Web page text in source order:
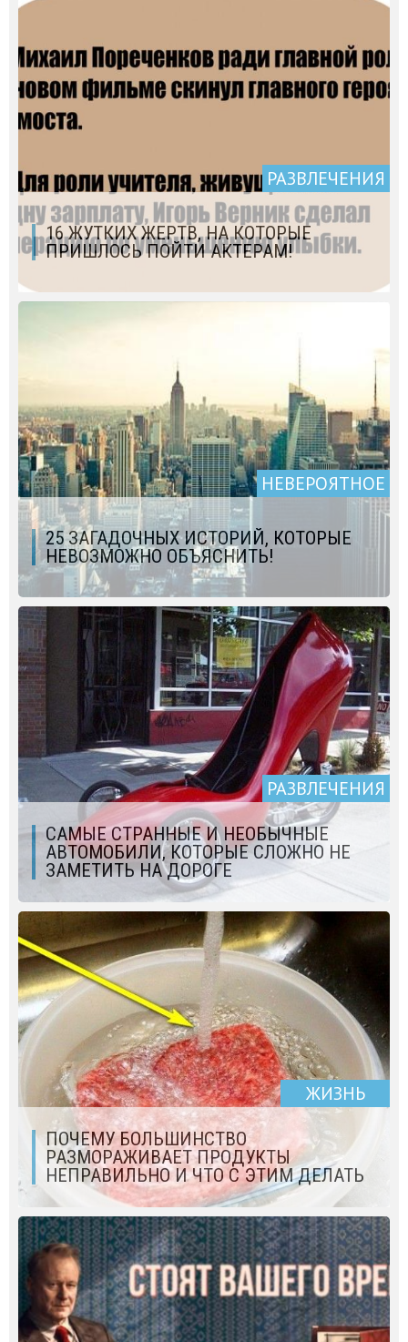
РАЗВЛЕЧЕНИЯ
16 ЖУТКИХ ЖЕРТВ, НА КОТОРЫЕ
ПРИШЛОСЬ ПОЙТИ АКТЕРАМ!
НЕВЕРОЯТНОЕ
25 ЗАГАДОЧНЫХ ИСТОРИЙ, КОТОРЫЕ
НЕВОЗМОЖНО ОБЪЯСНИТЬ!
РАЗВЛЕЧЕНИЯ
CАМЫЕ СТРАННЫЕ И НЕОБЫЧНЫЕ
АВТОМОБИЛИ, КОТОРЫЕ СЛОЖНО НЕ
ЗАМЕТИТЬ НА ДОРОГЕ
ЖИЗНЬ
ПОЧЕМУ БОЛЬШИНСТВО
РАЗМОРАЖИВАЕТ ПРОДУКТЫ
НЕПРАВИЛЬНО И ЧТО С ЭТИМ ДЕЛАТЬ